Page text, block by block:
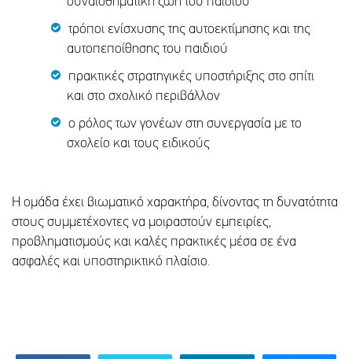
τρόποι ενίσχυσης της αυτοεκτίμησης και της
αυτοπεποίθησης του παιδιού
πρακτικές στρατηγικές υποστήριξης στο σπίτι
και στο σχολικό περιβάλλον
ο ρόλος των γονέων στη συνεργασία με το
σχολείο και τους ειδικούς
Η ομάδα έχει βιωματικό χαρακτήρα, δίνοντας τη δυνατότητα
στους συμμετέχοντες να μοιραστούν εμπειρίες,
προβληματισμούς και καλές πρακτικές μέσα σε ένα
ασφαλές και υποστηρικτικό πλαίσιο.